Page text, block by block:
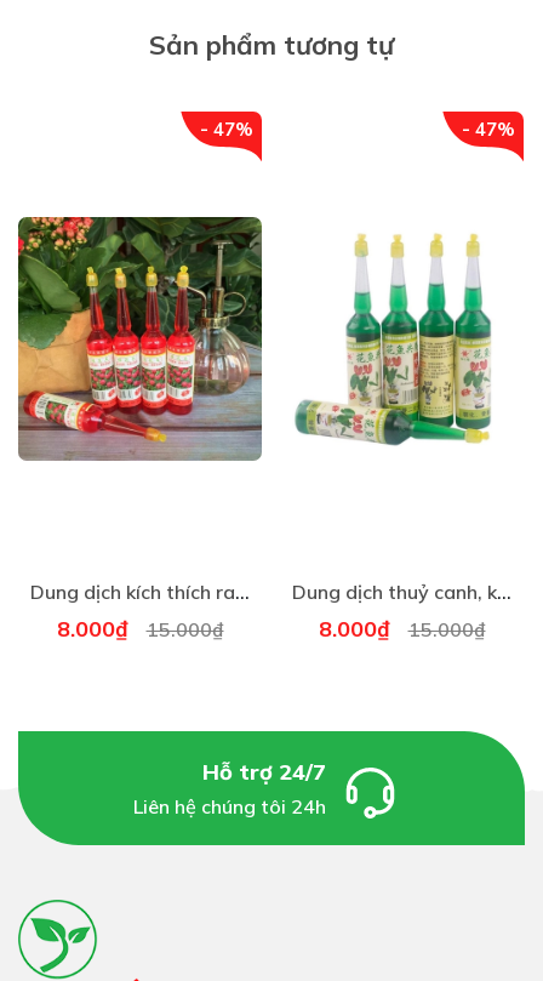
bụi bẩn, cải thiện môi trường, cuộc sống giúp cho môi trường
+ Cây bồ đề còn được thấy trồng trong các ngôi đình chùa, vì
+ Một số nghệ nhân còn sử dụng cây bồ đề cấy ghép trên
những tán đá, hòn non bộ nhìn rất đẹp, hoặc trồng vào chậu
kiểng tạo dáng cây bonsai.
Sản phẩm tương tự
- 47%
Dung dịch kích thích ra hoa, dưỡng hoa lâu tàn nội địa Trung chai 38ml ( Loại Chai Đỏ - 1 Chai )
8.000₫ 15.000₫
- 47%
Dung dịch thuỷ canh, kích thích thích ra rễ nội địa Trung chai 38ml (Chai Xanh - 1 Chai )
8.000₫ 15.000₫
Hỗ trợ 24/7
Liên hệ chúng tôi 24h